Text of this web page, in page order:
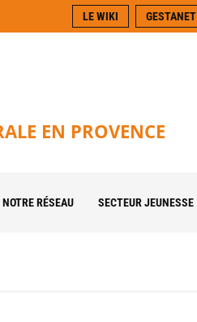
LE WIKI GESTANET
EN PROVENCE
NOTRE RÉSEAU SECTEUR JEUNESSE